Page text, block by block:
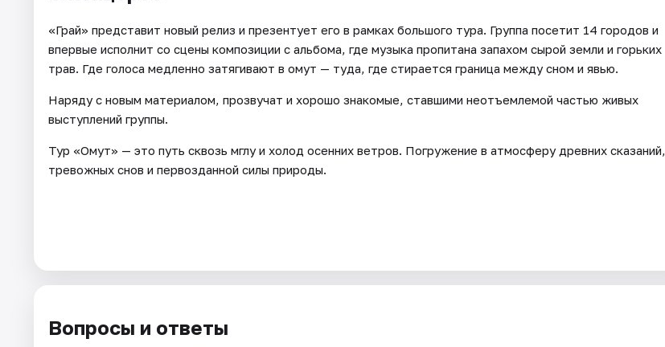
«Грай» представит новый релиз и презентует его в рамках большого тура. Группа посетит 14 городов и
впервые исполнит со сцены композиции с альбома, где музыка пропитана запахом сырой земли и горьких
трав. Где голоса медленно затягивают в омут — туда, где стирается граница между сном и явью.
Наряду с новым материалом, прозвучат и хорошо знакомые, ставшими неотъемлемой частью живых
выступлений группы.
Тур «Омут» — это путь сквозь мглу и холод осенних ветров. Погружение в атмосферу древних сказаний,
тревожных снов и первозданной силы природы.
Вопросы и ответы